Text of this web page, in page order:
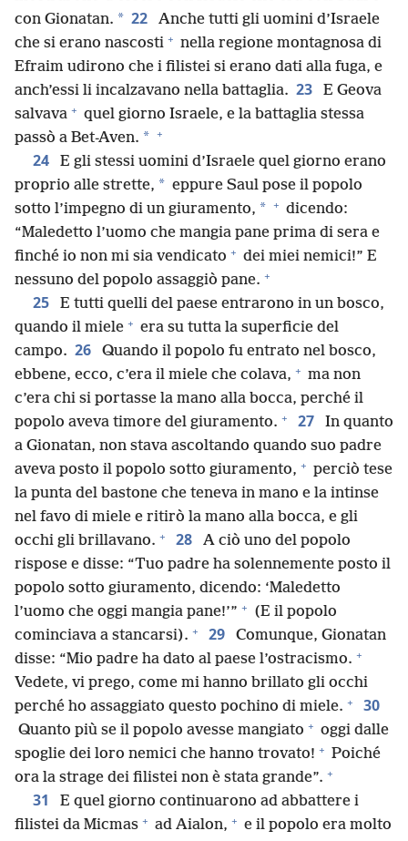
con Gionatan. * 22
Anche tutti gli uomini d’Israele
che si erano nascosti + nella regione montagnosa di
Efraim udirono che i filistei si erano dati alla fuga, e
anch’essi li incalzavano nella battaglia. 23
E Geova
salvava + quel giorno Israele, e la battaglia stessa
passò a Bet-Aven. * +
24
E gli stessi uomini d’Israele quel giorno erano
proprio alle strette, * eppure Saul pose il popolo
sotto l’impegno di un giuramento, * + dicendo:
“Maledetto l’uomo che mangia pane prima di sera e
finché io non mi sia vendicato + dei miei nemici!” E
nessuno del popolo assaggiò pane. +
25
E tutti quelli del paese entrarono in un bosco,
quando il miele + era su tutta la superficie del
campo. 26
Quando il popolo fu entrato nel bosco,
ebbene, ecco, c’era il miele che colava, + ma non
c’era chi si portasse la mano alla bocca, perché il
popolo aveva timore del giuramento. + 27
In quanto
a Gionatan, non stava ascoltando quando suo padre
aveva posto il popolo sotto giuramento, + perciò tese
la punta del bastone che teneva in mano e la intinse
nel favo di miele e ritirò la mano alla bocca, e gli
occhi gli brillavano. + 28
A ciò uno del popolo
rispose e disse: “Tuo padre ha solennemente posto il
popolo sotto giuramento, dicendo: ‘Maledetto
l’uomo che oggi mangia pane!’” + (E il popolo
cominciava a stancarsi). + 29
Comunque, Gionatan
disse: “Mio padre ha dato al paese l’ostracismo. +
Vedete, vi prego, come mi hanno brillato gli occhi
perché ho assaggiato questo pochino di miele. + 30
Quanto più se il popolo avesse mangiato + oggi dalle
spoglie dei loro nemici che hanno trovato! + Poiché
ora la strage dei filistei non è stata grande”. +
31
E quel giorno continuarono ad abbattere i
filistei da Micmas + ad Aialon, + e il popolo era molto